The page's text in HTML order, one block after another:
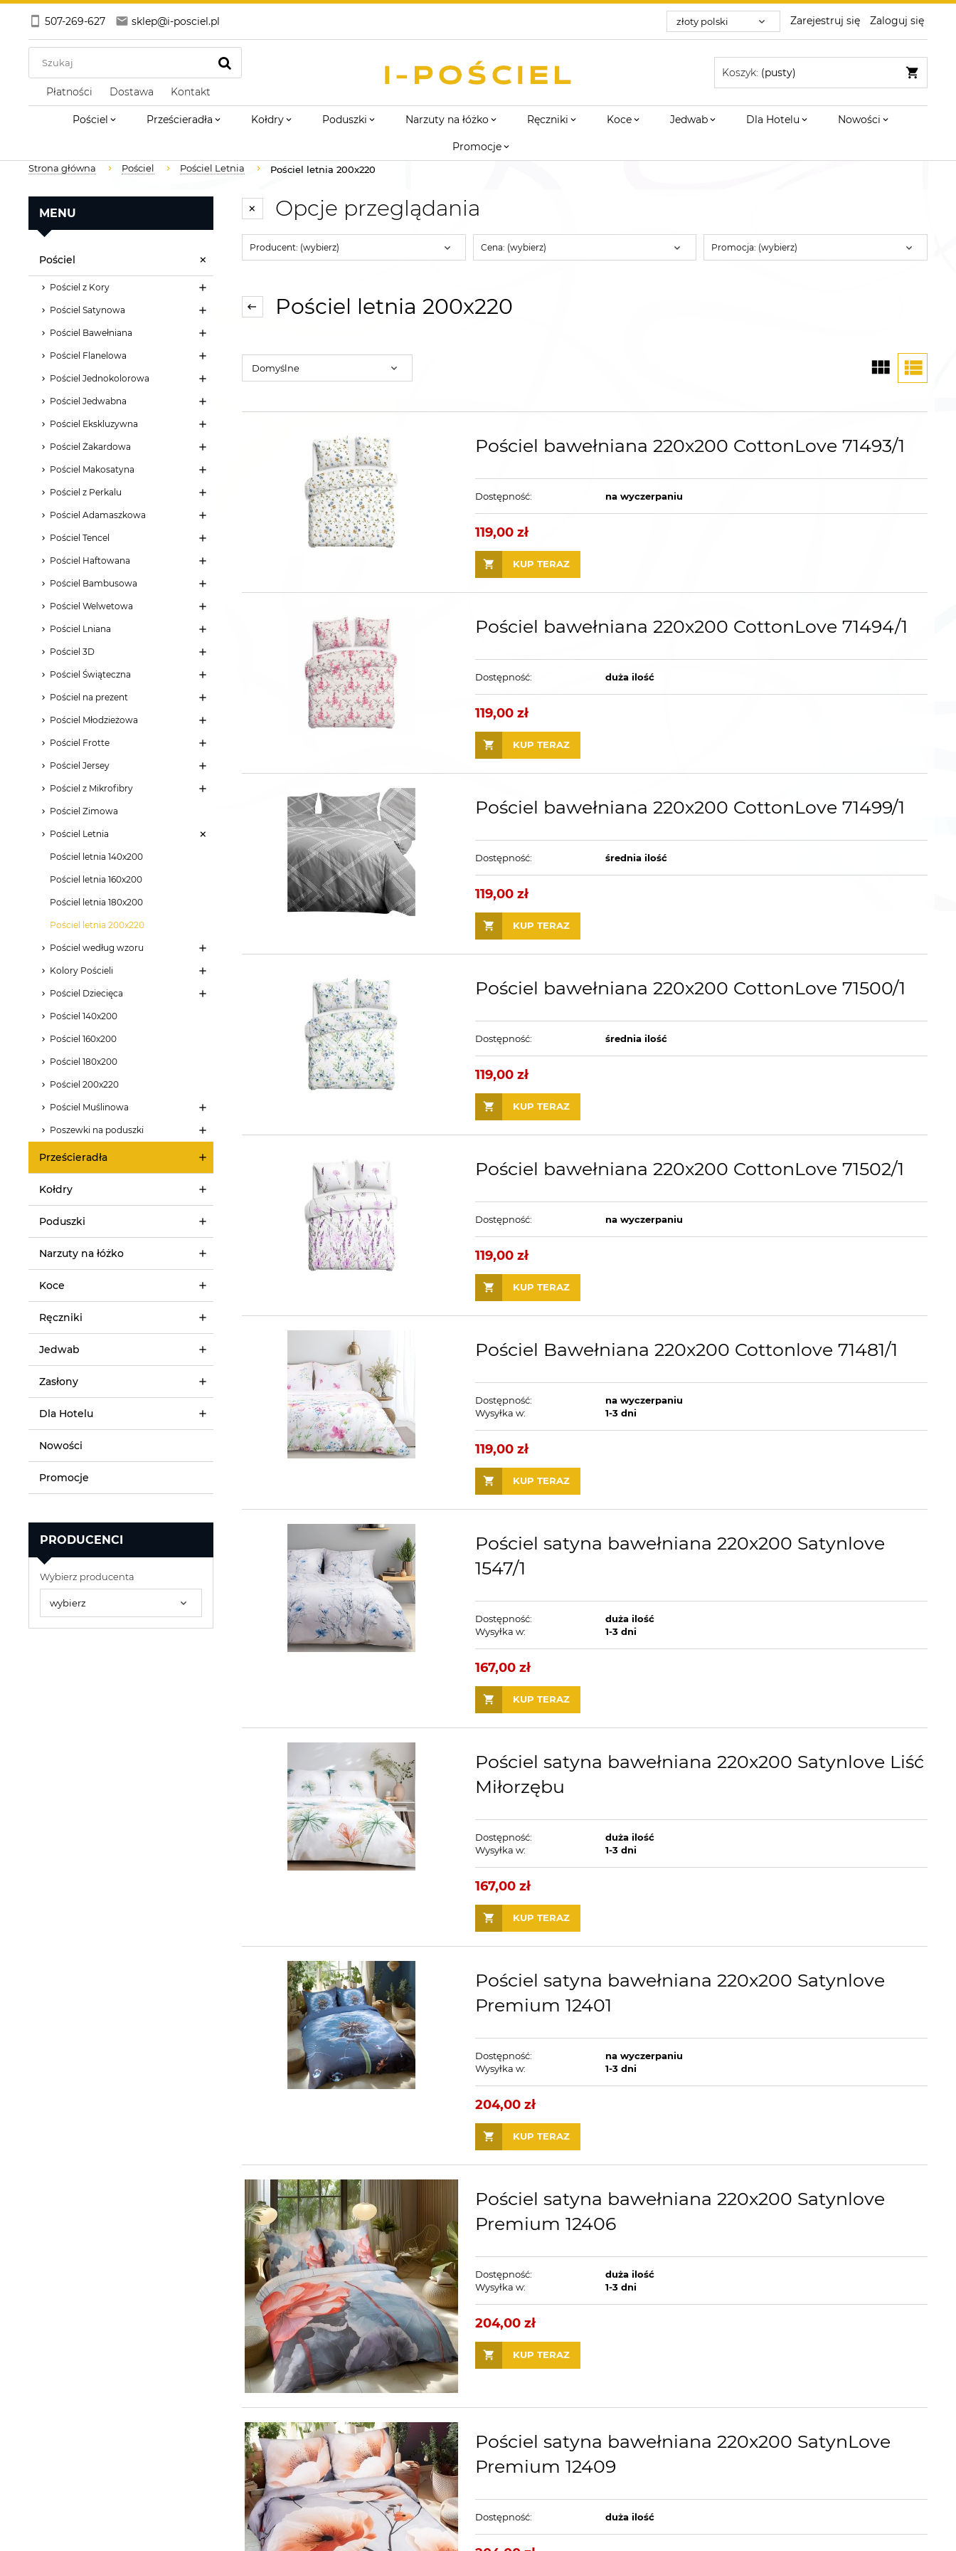
507-269-627 sklep@i-posciel.pl Zarejestruj się Zaloguj się
Koszyk: (pusty)
Płatności
Dostawa Kontakt
Pościel Prześcieradła Kołdry Poduszki Narzuty na łóżko Ręczniki Koce Jedwab Dla Hotelu Nowości
Promocje
Strona główna Pościel Pościel Letnia Pościel letnia 200x220
MENU
Pościel
Pościel z Kory
Pościel Satynowa
Pościel Bawełniana
Pościel Flanelowa
Pościel Jednokolorowa
Pościel Jedwabna
Pościel Ekskluzywna
Pościel Żakardowa
Pościel Makosatyna
Pościel z Perkalu
Pościel Adamaszkowa
Pościel Tencel
Pościel Haftowana
Pościel Bambusowa
Pościel Welwetowa
Pościel Lniana
Pościel 3D
Pościel Świąteczna
Pościel na prezent
Pościel Młodzieżowa
Pościel Frotte
Pościel Jersey
Pościel z Mikrofibry
Pościel Zimowa
Pościel Letnia
Pościel letnia 140x200
Pościel letnia 160x200
Pościel letnia 180x200
Pościel letnia 200x220
Pościel według wzoru
Kolory Pościeli
Pościel Dziecięca
Pościel 140x200
Pościel 160x200
Pościel 180x200
Pościel 200x220
Pościel Muślinowa
Poszewki na poduszki
Prześcieradła
Kołdry
Poduszki
Narzuty na łóżko
Koce
Ręczniki
Jedwab
Zasłony
Dla Hotelu
Nowości
Promocje
PRODUCENCI
Wybierz producenta
Opcje przeglądania
Producent: (wybierz) Cena: (wybierz) Promocja: (wybierz)
Pościel letnia 200x220
Pościel bawełniana 220x200 CottonLove 71493/1
Dostępność: na wyczerpaniu
119,00 zł
KUP TERAZ
Pościel bawełniana 220x200 CottonLove 71494/1
Dostępność: duża ilość
119,00 zł
KUP TERAZ
Pościel bawełniana 220x200 CottonLove 71499/1
Dostępność: średnia ilość
119,00 zł
KUP TERAZ
Pościel bawełniana 220x200 CottonLove 71500/1
Dostępność: średnia ilość
119,00 zł
KUP TERAZ
Pościel bawełniana 220x200 CottonLove 71502/1
Dostępność: na wyczerpaniu
119,00 zł
KUP TERAZ
Pościel Bawełniana 220x200 Cottonlove 71481/1
Dostępność:
na wyczerpaniu
Wysyłka w:
1-3 dni
119,00 zł
KUP TERAZ
Pościel satyna bawełniana 220x200 Satynlove
1547/1
Dostępność:
duża ilość
Wysyłka w:
1-3 dni
167,00 zł
KUP TERAZ
Pościel satyna bawełniana 220x200 Satynlove Liść
Miłorzębu
Dostępność:
duża ilość
Wysyłka w:
1-3 dni
167,00 zł
KUP TERAZ
Pościel satyna bawełniana 220x200 Satynlove
Premium 12401
Dostępność:
na wyczerpaniu
Wysyłka w:
1-3 dni
204,00 zł
KUP TERAZ
Pościel satyna bawełniana 220x200 Satynlove
Premium 12406
Dostępność:
duża ilość
Wysyłka w:
1-3 dni
204,00 zł
KUP TERAZ
Pościel satyna bawełniana 220x200 SatynLove
Premium 12409
Dostępność: duża ilość